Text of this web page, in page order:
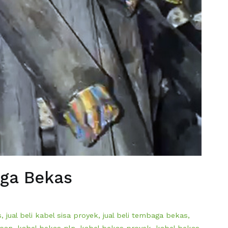
Bekas
, jual beli kabel sisa proyek, jual beli tembaga bekas,